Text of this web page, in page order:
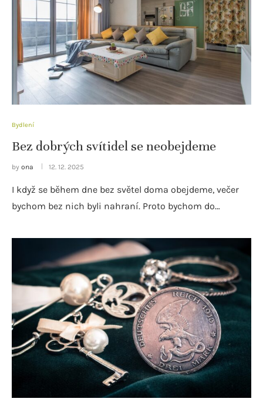
Bydlení
Bez dobrých svítidel se neobejdeme
by ona 12. 12. 2025
I když se během dne bez světel doma obejdeme, večer
bychom bez nich byli nahraní. Proto bychom do…